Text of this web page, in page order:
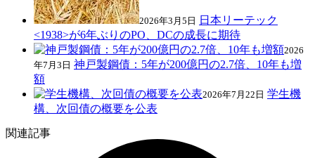
2026年3月5日
日本リーテック
<1938>が6年ぶりのPO、DCの成長に期待
2026
年7月3日 神戸製鋼債：5年が200億円の2.7倍、10年も増
額
2026年7月22日 学生機
構、次回債の概要を公表
関連記事